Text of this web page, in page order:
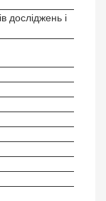
досліджень і